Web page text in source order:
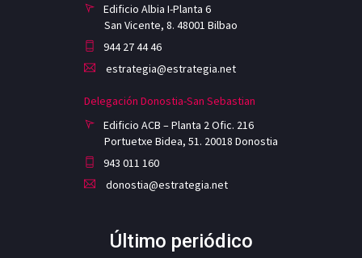
Edificio Albia I-Planta 6
San Vicente, 8. 48001 Bilbao
944 27 44 46
estrategia@estrategia.net
Delegación Donostia-San Sebastian
Edificio ACB – Planta 2 Ofic. 216
Portuetxe Bidea, 51. 20018 Donostia
943 011 160
donostia@estrategia.net
Último periódico